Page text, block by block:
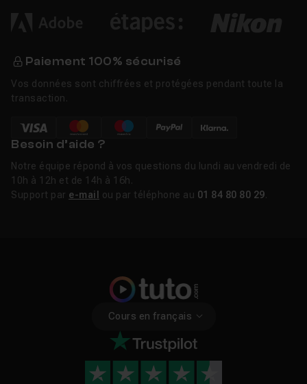
Paiement 100% sécurisé
Vos données sont chiffrées et protégées pendant toute la
transaction.
Besoin d’aide ?
Notre équipe répond à vos questions du lundi au vendredi de
10h à 12h et de 14h à 16h.
Support par e-mail ou par téléphone au 01 84 80 80 29
Cours en français